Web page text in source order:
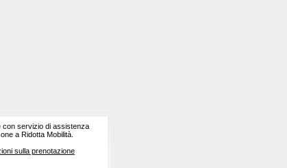
con servizio di assistenza
a Ridotta Mobilità.
sulla prenotazione